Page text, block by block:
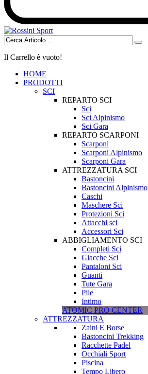
Il Carrello è vuoto!
HOME
PRODOTTI
SCI
REPARTO SCI
Sci
Sci Alpinismo
Sci Gara
REPARTO SCARPONI
Scarponi
Scarponi Alpinismo
Scarponi Gara
ATTREZZATURA SCI
Bastoncini
Bastoncini Alpinismo
Caschi
Maschere Sci
Protezioni Sci
Attacchi sci
Accessori Sci
ABBIGLIAMENTO SCI
Completi Sci
Giacche Sci
Pantaloni Sci
Guanti
Tute Gara
Pile
Intimo
ATOMIC PRO CENTER
ATTREZZATURA
Zaini E Borse
Bastoncini Trekking
Racchette Padel
Occhiali Sport
Piscina
Tempo Libero